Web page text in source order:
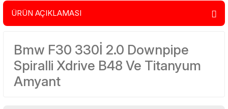
Seramik Amyant Sargı Bezi Isı Koruma + SARMA İŞÇİLİĞİ HEDİYE
%50
3.998,00 TL
1.999,00 TL
ÜRÜN AÇIKLAMASI
Bmw F30 330İ 2.0 Downpipe
Spiralli Xdrive B48 Ve Titanyum
Amyant